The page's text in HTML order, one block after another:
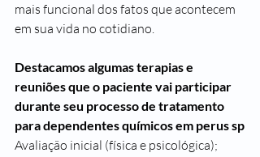
mais funcional dos fatos que acontecem
em sua vida no cotidiano.
Destacamos algumas terapias e
reuniões que o paciente vai participar
durante seu processo de tratamento
para dependentes químicos em perus sp
Avaliação inicial (física e psicológica);